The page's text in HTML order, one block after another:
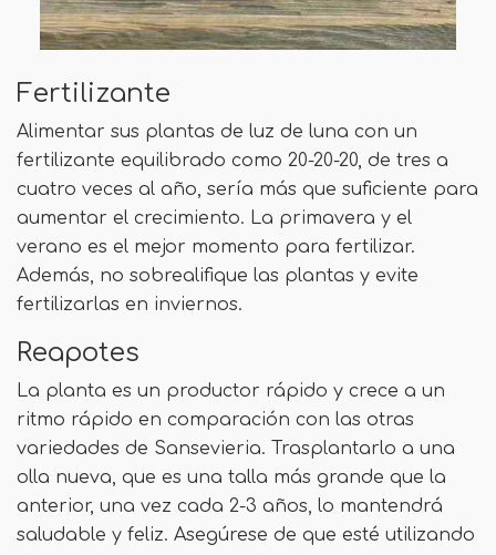
Fertilizante
Alimentar sus plantas de luz de luna con un
fertilizante equilibrado como 20-20-20, de tres a
cuatro veces al año, sería más que suficiente para
aumentar el crecimiento. La primavera y el
verano es el mejor momento para fertilizar.
Además, no sobrealifique las plantas y evite
fertilizarlas en inviernos.
Reapotes
La planta es un productor rápido y crece a un
ritmo rápido en comparación con las otras
variedades de Sansevieria. Trasplantarlo a una
olla nueva, que es una talla más grande que la
anterior, una vez cada 2-3 años, lo mantendrá
saludable y feliz. Asegúrese de que esté utilizando